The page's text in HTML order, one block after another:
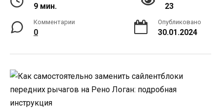
9 мин. 23
Комментарии
0
Опубликовано
30.01.2024